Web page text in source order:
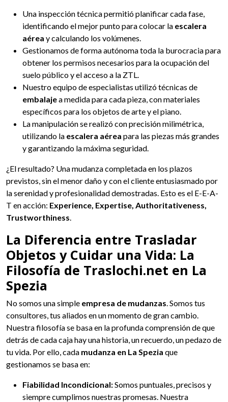
Una inspección técnica permitió planificar cada fase,
identificando el mejor punto para colocar la escalera
aérea y calculando los volúmenes.
Gestionamos de forma autónoma toda la burocracia para
obtener los permisos necesarios para la ocupación del
suelo público y el acceso a la ZTL.
Nuestro equipo de especialistas utilizó técnicas de
embalajea medida para cada pieza, con materiales
específicos para los objetos de arte y el piano.
La manipulación se realizó con precisión milimétrica,
utilizando la escalera aérea para las piezas más grandes
y garantizando la máxima seguridad.
¿El resultado? Una mudanza completada en los plazos
previstos, sin el menor daño y con el cliente entusiasmado por
la serenidad y profesionalidad demostradas. Esto es el E-E-A-
T en acción: Experience, Expertise, Authoritativeness,
Trustworthiness
La Diferencia entre Trasladar
Objetos y Cuidar una Vida: La
Filosofía de Traslochi.net en La
Spezia
No somos una simple empresa de mudanzas . Somos tus
consultores, tus aliados en un momento de gran cambio.
Nuestra filosofía se basa en la profunda comprensión de que
detrás de cada caja hay una historia, un recuerdo, un pedazo de
tu vida. Por ello, cada mudanza en La Spezia que
gestionamos se basa en:
Fiabilidad Incondicional:Somos puntuales, precisos y
siempre cumplimos nuestras promesas. Nuestra